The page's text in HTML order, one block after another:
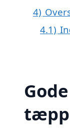
4)
4.1)